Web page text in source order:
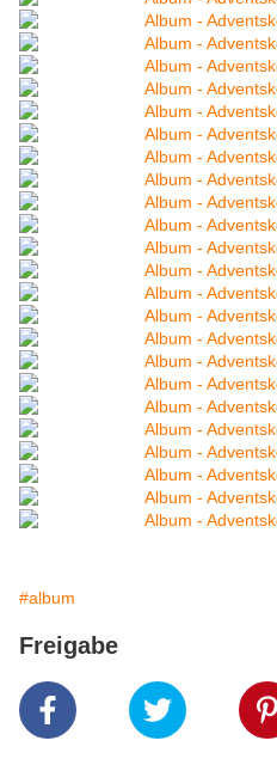
#album
Freigabe